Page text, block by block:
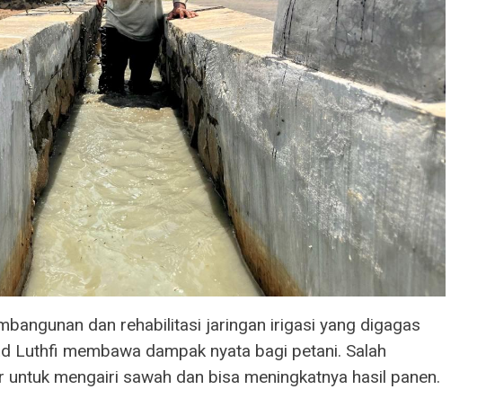
dan rehabilitasi jaringan irigasi yang digagas
Luthfi membawa dampak nyata bagi petani. Salah
untuk mengairi sawah dan bisa meningkatnya hasil panen.